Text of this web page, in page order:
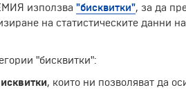
използва "бисквитки", за да
на статистическите данни
"бисквитки":
, които ни позволяват да